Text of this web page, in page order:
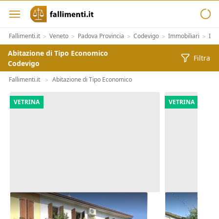
Fallimenti.it > Veneto > Padova Provincia > Codevigo > Immobiliari >
Abitazione di Tipo Economico
Codevigo
Filtra
Fallimenti.it > Abitazione di Tipo Economico
VETRINA
Asta Abitazione cielo terra con
cortile e cantina
VETRINA
Asta Casa